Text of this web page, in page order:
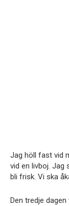
Jag höll fast vid
vid en livboj. Jag
bli frisk. Vi ska
Den tredje